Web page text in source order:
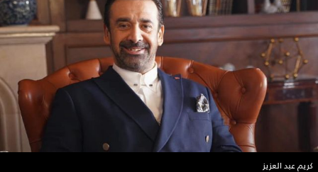
كريم عبد العزيز